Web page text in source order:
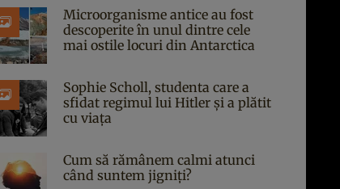
Microorganisme antice au fost
descoperite în unul dintre cele
mai ostile locuri din Antarctica
Sophie Scholl, studenta care a
sfidat regimul lui Hitler și a plătit
cu viața
Cum să rămânem calmi atunci
când suntem jigniți?